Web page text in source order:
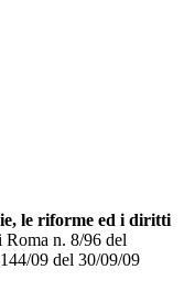
le riforme ed i diritti
Roma n. 8/96 del
09 del 30/09/09